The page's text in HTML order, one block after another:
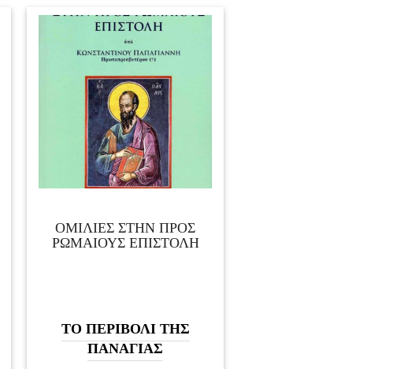
ΟΜΙΛΙΕΣ ΣΤΗΝ ΠΡΟΣ
ΡΩΜΑΙΟΥΣ ΕΠΙΣΤΟΛΗ
ΤΟ ΠΕΡΙΒΟΛΙ ΤΗΣ
ΠΑΝΑΓΙΑΣ